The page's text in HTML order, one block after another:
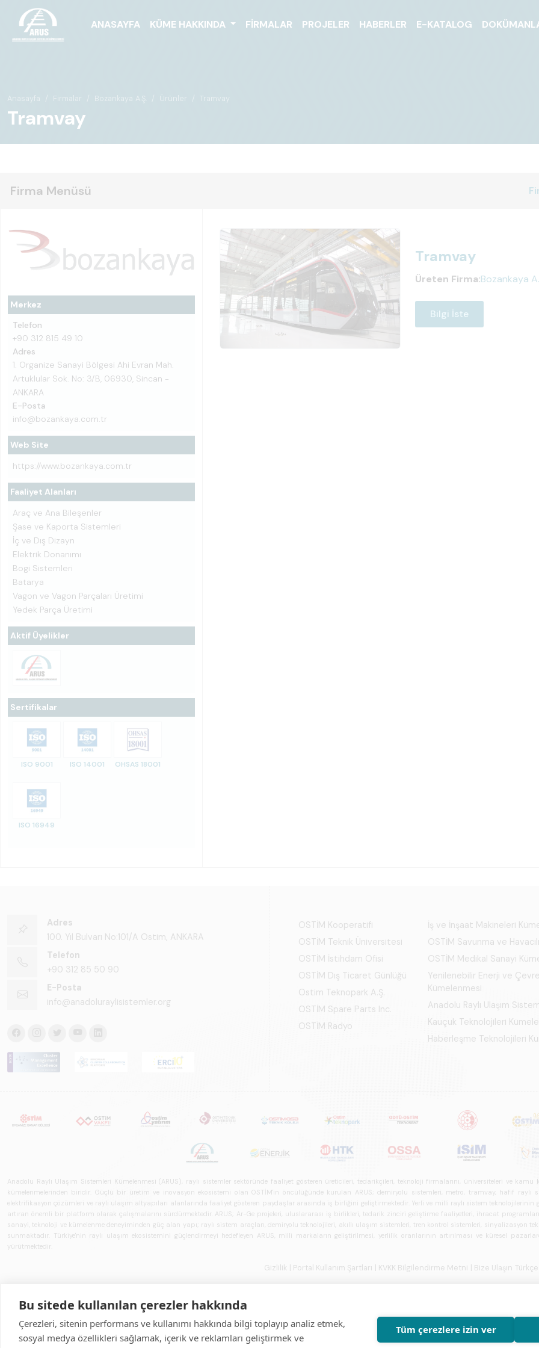
ANASAYFA KÜME HAKKINDA FIRMALAR PROJELER HABERLER E-KATALOG
Anasayfa Firmalar Bozankaya A.Ş. Ürünler Tramvay
Tramvay
Firma Menüsü
Merkez
Telefon
+90 312 815 49 10
Adres
1. Organize Sanayi Bölgesi Ahi Evran Mah.
Artuklular Sok. No: 3/B, 06930, Sincan -
ANKARA
E-Posta
info@bozankaya.com.tr
Web Site
https://www.bozankaya.com.tr
Faaliyet Alanları
Araç ve Ana Bileşenler
Şase ve Kaporta Sistemleri
İç ve Dış Dizayn
Elektrik Donanımı
Bogi Sistemleri
Batarya
Vagon ve Vagon Parçaları Üretimi
Yedek Parça Üretimi
Aktif Üyelikler
Sertifikalar
ISO 9001 ISO 14001 OHSAS 18001
ISO 16949
Tramvay
Üreten Firma:Bozankaya
Bilgi İste
Adres
100. Yıl Bulvarı No:101/A Ostim, ANKARA
Telefon
+90 312 85 50 90
E-Posta
info@anadoluraylisistemler.org
OSTİM Kooperatifi
OSTİM Teknik Üniversitesi
OSTİM İstihdam Ofisi
OSTİM Dış Ticaret Günlüğü
Ostim Teknopark A.Ş.
OSTİM Spare Parts Inc.
OSTİM Radyo
İş ve İnşaat Makineleri
OSTİM Savunma ve
OSTİM Medikal Sanayi
Yenilenebilir Enerji ve
Kümelenmesi
Anadolu Raylı Ulaşım
Kauçuk Teknolojileri
Haberleşme Teknolojileri
Anadolu Raylı Ulaşım Sistemleri Kümelenmesi (ARUS), raylı sistemler sektöründe faaliyet gösteren üreticileri, tedarikçileri, teknoloji firmalarını, üniversiteleri ve
kümelenmelerinden biridir. Güçlü bir üretim ve inovasyon ekosistemi olan OSTİM'in öncülüğünde kurulan ARUS; demiryolu sistemleri, metro, tramvay, hafif raylı
elektrifikasyon çözümleri ve raylı ulaşım altyapıları alanlarında faaliyet gösteren paydaşlar arasında iş birliğini geliştirmektedir. Yerli ve milli raylı sistem
artıran önemli bir platform olarak çalışmalarını sürdürmektedir. ARUS; Ar-Ge projeleri, uluslararası iş birlikleri, tedarik zinciri geliştirme faaliyetleri, ihracat
sanayi, teknoloji ve kümelenme deneyiminden güç alan yapı; raylı sistem araçları, demiryolu teknolojileri, akıllı ulaşım sistemleri, tren kontrol sistemleri, sinyalizasyon
sunmaktadır. Türkiye'nin raylı ulaşım ekosistemini güçlendirmeyi hedefleyen ARUS, milli markaların geliştirilmesi, yerlilik oranlarının artırılması ve küresel
yürütmektedir.
Gizlilik | Portal Kullanım Şartları | KVKK Bilgilendirme Metni | Bize Ulaşın Türkçe
Bu sitede kullanılan çerezler hakkında
Çerezleri, sitenin performans ve kullanımı hakkında bilgi toplayıp analiz etmek,
sosyal medya özellikleri sağlamak, içerik ve reklamları geliştirmek ve
Tüm çerezlere izin ver